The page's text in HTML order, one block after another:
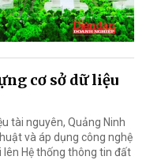
cơ sở dữ liệu
tài nguyên, Quảng Ninh
và áp dụng công nghệ
Hệ thống thông tin đất